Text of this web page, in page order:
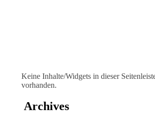
Keine Inhalte/Widgets in dieser
vorhanden.
Archives